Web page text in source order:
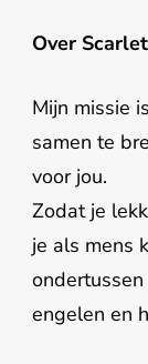
Over Scarlet
Mijn missie
samen te
voor jou.
Zodat je
je als mens
engelen en